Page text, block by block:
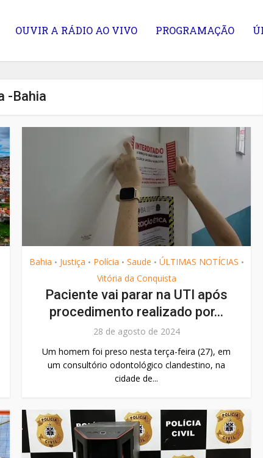
OUVIR A RÁDIO AO VIVO PROGRAMAÇÃO
-Bahia
Bahia • Justiça • Polícia • Saude • ÚLTIMAS NOTÍCIAS •
Vitória da Conquista
Paciente vai parar na UTI após
procedimento realizado por...
28 de agosto de 2024
Um homem foi preso nesta terça-feira (27), em
um consultório odontológico clandestino, na
cidade de...
e
Maio Laranja e o Cuidado
com Nossas Crianças